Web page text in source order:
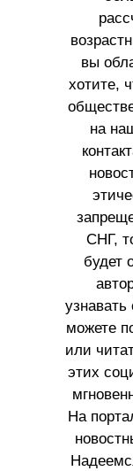
вы
хотите,
на
СНГ,
будет
можете
или
этих
На